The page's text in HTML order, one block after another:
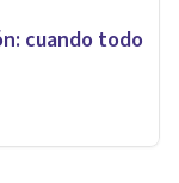
cuando todo